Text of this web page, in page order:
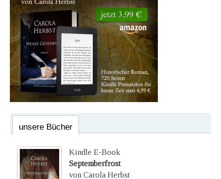
unsere Bücher
Kindle E-Book
Septemberfrost
von Carola Herbst